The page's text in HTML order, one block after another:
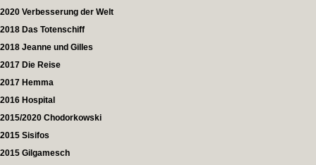
2020 Verbesserung der Welt
2018 Das Totenschiff
2018 Jeanne und Gilles
2017 Die Reise
2017 Hemma
2016 Hospital
2015/2020 Chodorkowski
2015 Sisifos
2015 Gilgamesch